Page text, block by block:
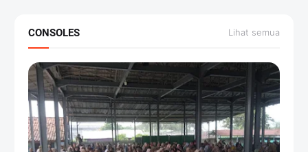
CONSOLES Lihat semua